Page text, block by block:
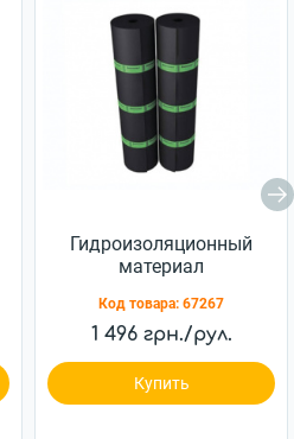
Гидроизоляционный
материал
Код товара: 67267
1 496 грн./рул.
Купить